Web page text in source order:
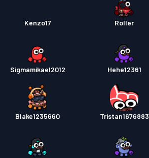
Roller
Kenzo17
Hehe12361
Sigmamikael2012
Tristan1676883
Blake1235660